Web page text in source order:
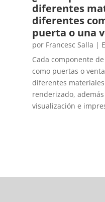
diferentes
diferentes
puerta o una
por Francesc Salla |
Cada componente
como puertas o
diferentes
renderizado,
visualización e